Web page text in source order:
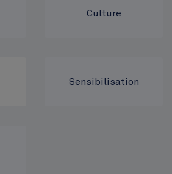
Culture
Sensibilisation